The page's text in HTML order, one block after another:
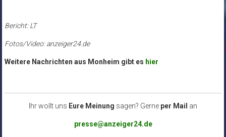
Bericht: LT
Fotos/Video: anzeiger24.de
Weitere Nachrichten aus Monheim gibt es hier
Ihr wollt uns Eure Meinung sagen? Gerne per Mail an
presse@anzeiger24.de